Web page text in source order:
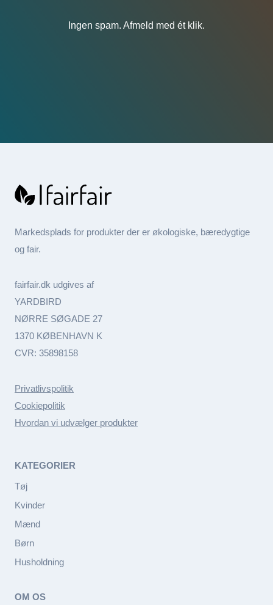
Ingen spam. Afmeld med ét klik.
Markedsplads for produkter der er økologiske, bæredygtige
og fair.
fairfair.dk udgives af
YARDBIRD
NØRRE SØGADE 27
1370 KØBENHAVN K
CVR: 35898158
Privatlivspolitik
Cookiepolitik
Hvordan vi udvælger produkter
KATEGORIER
Tøj
Kvinder
Mænd
Børn
Husholdning
OM OS